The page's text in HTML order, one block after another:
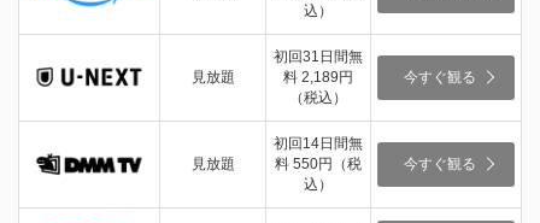
込）
見放題
初回31日間無
料 2,189円
（税込）
今すぐ観る
見放題
初回14日間無
料 550円（税
込）
今すぐ観る